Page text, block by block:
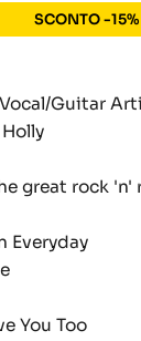
SCONTO -15%
Guitar
great rock 'n'
Everyday
You Too